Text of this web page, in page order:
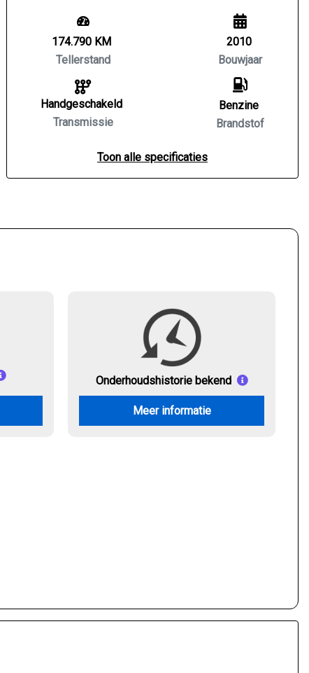
174.790 KM
Tellerstand
Handgeschakeld
Transmissie
2010
Bouwjaar
Benzine
Brandstof
Toon alle specificaties
Onderhoudshistorie bekend
Meer informatie